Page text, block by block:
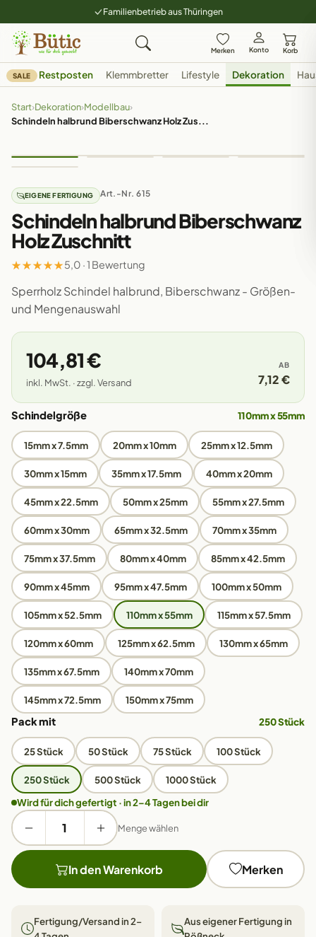
Familienbetrieb aus Thüringen
Merken Konto Korb
SALE Restposten Klemmbretter Lifestyle Dekoration
Start›Dekoration›Modellbau›
Schindeln halbrund Biberschwanz Holz Zus...
EIGENE FERTIGUNG Art.-Nr. 615
Schindeln halbrund Biberschwanz
Holz Zuschnitt
★★★★★5,0 · 1 Bewertung
Sperrholz Schindel halbrund, Biberschwanz - Größen-
und Mengenauswahl
104,81 €
inkl. MwSt. · zzgl. Versand
AB
7,12 €
Schindelgröße 110mm x 55mm
15mm x 7.5mm 20mm x 10mm 25mm x 12.5mm
30mm x 15mm 35mm x 17.5mm 40mm x 20mm
45mm x 22.5mm 50mm x 25mm 55mm x 27.5mm
60mm x 30mm 65mm x 32.5mm 70mm x 35mm
75mm x 37.5mm 80mm x 40mm 85mm x 42.5mm
90mm x 45mm 95mm x 47.5mm 100mm x 50mm
105mm x 52.5mm 110mm x 55mm 115mm x 57.5mm
120mm x 60mm 125mm x 62.5mm 130mm x 65mm
135mm x 67.5mm 140mm x 70mm
145mm x 72.5mm 150mm x 75mm
Pack mit 250 Stück
25 Stück 50 Stück 75 Stück 100 Stück
250 Stück 500 Stück
1000 Stück
Wird für dich gefertigt · in 2–4 Tagen bei dir
Menge wählen
In den Warenkorb Merken
Fertigung/Versand in 2–
Aus eigener Fertigung in